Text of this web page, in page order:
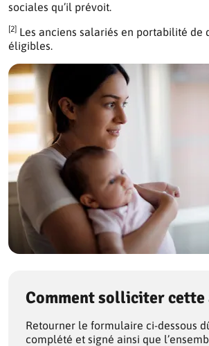
sociales qu’il prévoit.
[2] Les anciens salariés en portabilité de
éligibles.
Comment solliciter cette
Retourner le formulaire ci-dessous
complété et signé ainsi que